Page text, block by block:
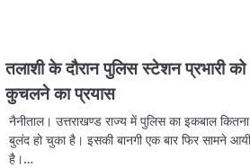
तलाशी के दौरान पुलिस स्टेशन प्रभारी को
कुचलने का प्रयास
नैनीताल। उत्तराखण्ड राज्य में पुलिस का इकबाल कितना
बुलंद हो चुका है। इसकी बानगी एक बार फिर सामने आयी
है।…